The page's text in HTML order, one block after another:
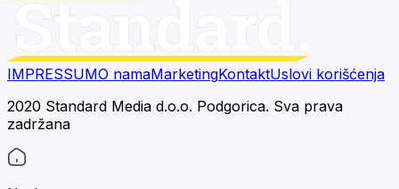
IMPRESSUMO namaMarketingKontaktUslovi korišćenja
2020 Standard Media d.o.o. Podgorica. Sva prava
zadržana